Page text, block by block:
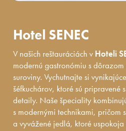
Hotel SENEC
V našich reštauráciách v Hoteli
modernú gastronómiu s dôrazom
suroviny. Vychutnajte si
šéfkuchárov, ktoré sú pripravené
detaily. Naše špeciality
s modernými technikami, pričom
a vyvážené jedlá, ktoré